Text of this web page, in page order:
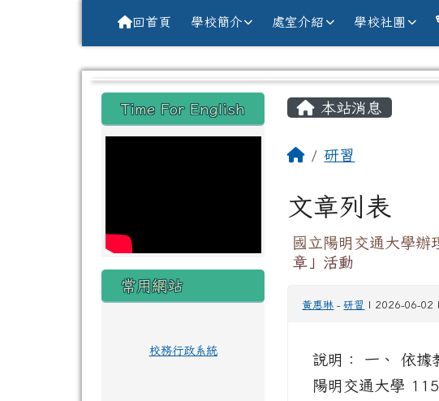
花蓮縣花蓮市中原國小全球
回首頁 學校簡介 處室介紹 學校社團
左邊區域內容
Time For English
常用網站
校務行政系統
主內容區域
本站消息
回首頁
研習
文章列表
國立陽明交通大學辦
章」活動
黃惠琳 -研習 | 2026-06-02
說明： 一、 依據
陽明交通大學
頁尾區域